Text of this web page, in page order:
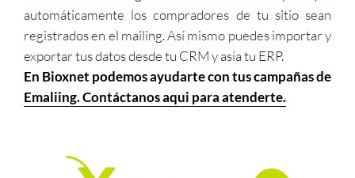
automáticamente los compradores de tu sitio sean
registrados en el mailing. Así mismo puedes importar y
exportar tus datos desde tu CRM y asía tu ERP.
En Bioxnet podemos ayudarte con tus campañas de
Emaliing. Contáctanos aqui para atenderte.